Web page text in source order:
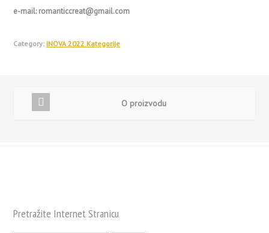
e-mail:romanticcreat@gmail.com
Category: INOVA 2022 Kategorije
O proizvodu
Pretražite Internet Stranicu